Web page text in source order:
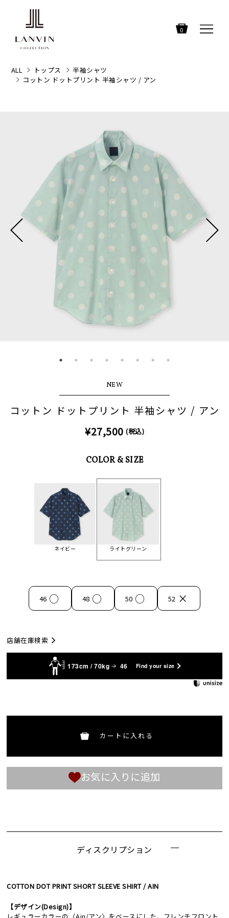
0
ALL トップス
半袖シャツ
コットン ドットプリント 半袖シャツ / アン
NEW
コットン ドットプリント 半袖シャツ / アン
¥27,500 (税込)
COLOR & SIZE
ネイビー ライトグリーン
46 ○ 48 ○ 50 ○ 52 ×
店舗在庫検索
173cm / 70kg 46 Find your size
カートに入れる
お気に入りに追加
ディスクリプション
COTTON DOT PRINT SHORT SLEEVE SHIRT / AIN
【デザイン(Design)】